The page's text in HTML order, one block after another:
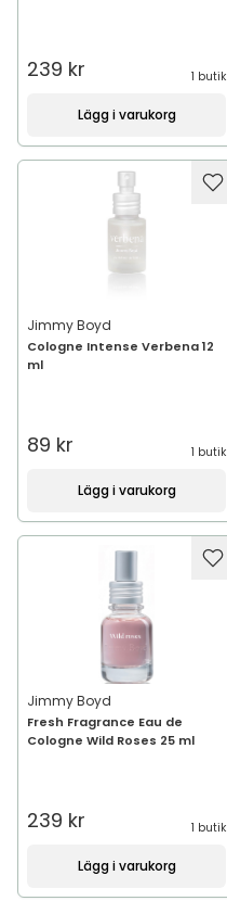
239 kr 1 butik
Lägg i varukorg
Jimmy Boyd
Cologne Intense Verbena 12
ml
89 kr 1 butik
Lägg i varukorg
Jimmy Boyd
Fresh Fragrance Eau de
Cologne Wild Roses 25 ml
239 kr 1 butik
Lägg i varukorg